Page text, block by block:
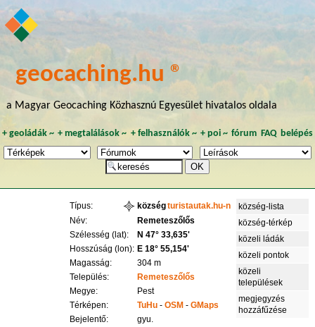
geocaching.hu ®
a Magyar Geocaching Közhasznú Egyesület hivatalos oldala
+ geoládák~ +megtalálások ~ + felhasználók~ + poi~ fórum FAQ belépés
Típus: községturistautak.hu-n
Név:
Remeteszőlős
Szélesség (lat):
N 47° 33,635'
Hosszúság (lon): E 18° 55,154'
Magasság:
304 m
Település:
Remeteszőlős
Megye:
Pest
Térképen:
TuHu -OSM -GMaps
Bejelentő:
gyu.
község-lista
község-térkép
közeli ládák
közeli pontok
közeli
települések
megjegyzés
hozzáfűzése